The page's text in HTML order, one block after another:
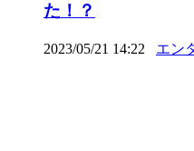
た！？
2023/05/21 14:22 エン